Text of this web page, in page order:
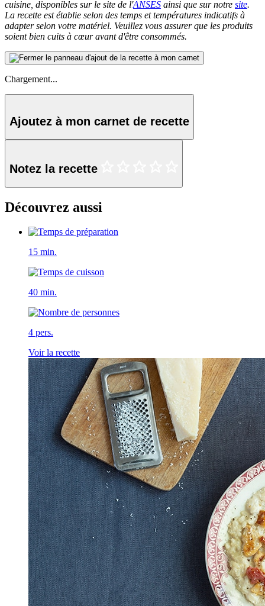
cuisine, disponibles sur le site de l'ANSES ainsi que sur notre site.
La recette est établie selon des temps et températures indicatifs à
adapter selon votre matériel. Veuillez vous assurer que les produits
soient bien cuits à cœur avant d'être consommés.
Chargement...
Ajoutez à mon carnet de recette
Notez la recette
Découvrez aussi
15 min.
40 min.
4 pers.
Voir la recette